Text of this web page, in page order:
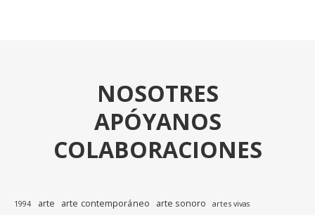
NOSOTRES
APÓYANOS
COLABORACIONES
1994 arte arte contemporáneo arte sonoro artes vivas